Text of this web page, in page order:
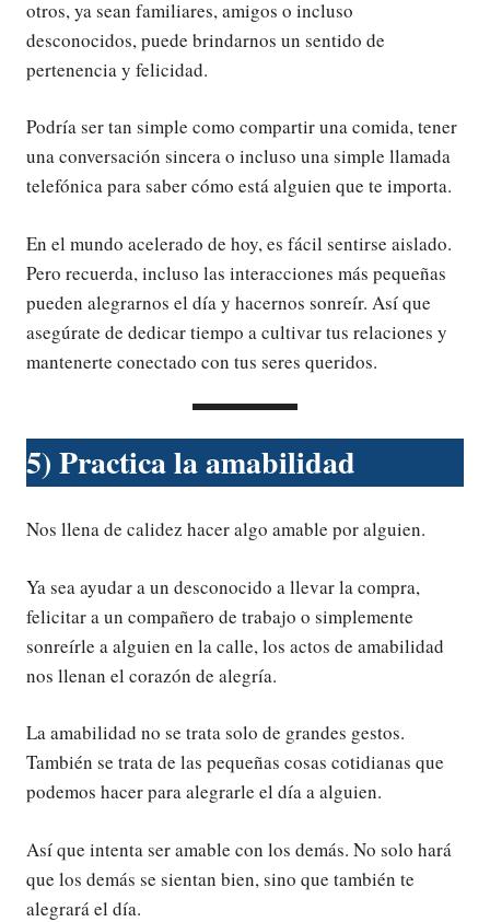
otros, ya sean familiares, amigos o incluso
desconocidos, puede brindarnos un sentido de
pertenencia y felicidad.
Podría ser tan simple como compartir una comida, tener
una conversación sincera o incluso una simple llamada
telefónica para saber cómo está alguien que te importa.
En el mundo acelerado de hoy, es fácil sentirse aislado.
Pero recuerda, incluso las interacciones más pequeñas
pueden alegrarnos el día y hacernos sonreír. Así que
asegúrate de dedicar tiempo a cultivar tus relaciones y
mantenerte conectado con tus seres queridos.
5) Practica la amabilidad
Nos llena de calidez hacer algo amable por alguien.
Ya sea ayudar a un desconocido a llevar la compra,
felicitar a un compañero de trabajo o simplemente
sonreírle a alguien en la calle, los actos de amabilidad
nos llenan el corazón de alegría.
La amabilidad no se trata solo de grandes gestos.
También se trata de las pequeñas cosas cotidianas que
podemos hacer para alegrarle el día a alguien.
Así que intenta ser amable con los demás. No solo hará
que los demás se sientan bien, sino que también te
alegrará el día.